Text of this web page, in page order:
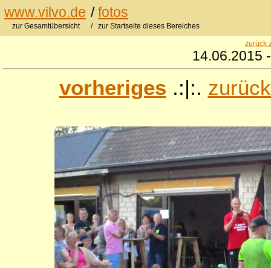
www.vilvo.de /fotos
zur Gesamtübersicht / zur Startseite dieses Bereiches
zurück
14.06.2015
vorheriges .:|:.